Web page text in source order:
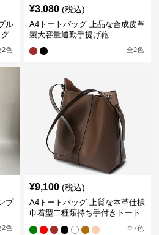
ル
2色
¥3,080 (税込)
A4トートバッグ 上品な合成皮革
製大容量通勤手提げ鞄
全2色
プ
2色
¥9,100 (税込)
A4トートバッグ 上質な本革仕様
巾着型二種類持ち手付きトート
全7色